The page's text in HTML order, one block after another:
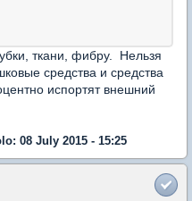
ткани, фибру. Нельзя
средства и средства
испортят внешний
08 July 2015 - 15:25